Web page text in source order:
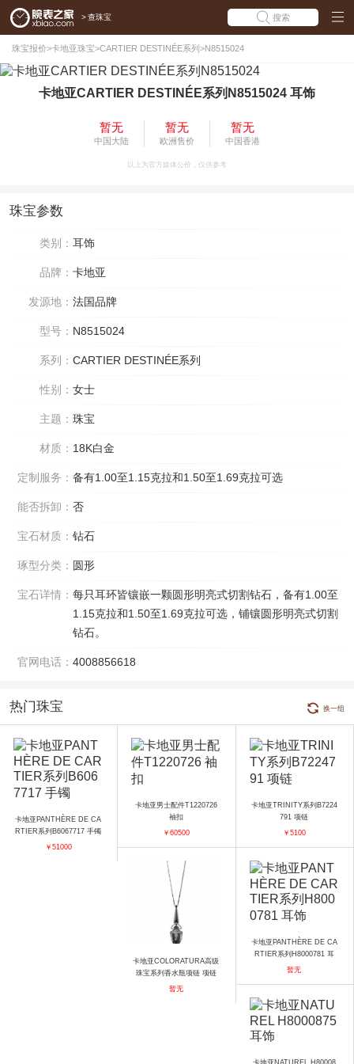
> 查珠宝 搜索
珠宝报价>卡地亚珠宝>CARTIER DESTINÉE系列 >N8515024
卡地亚CARTIER DESTINÉE系列N8515024 耳饰
暂无
中国大陆
暂无
欧洲售价
暂无
中国香港
以上为官方媒体公价，仅供参考
珠宝参数
类别： 耳饰
品牌： 卡地亚
发源地： 法国品牌
型号： N8515024
系列： CARTIER DESTINÉE系列
性别： 女士
主题： 珠宝
材质： 18K白金
定制服务： 备有1.00至1.15克拉和1.50至1.69克拉可选
能否拆卸： 否
宝石材质： 钻石
琢型分类： 圆形
宝石详情： 每只耳环皆镶嵌一颗圆形明亮式切割钻石，备有1.00至
1.15克拉和1.50至1.69克拉可选，铺镶圆形明亮式切割
钻石。
官网电话： 4008856618
热门珠宝 换一组
卡地亚PANTHÈRE DE CA
RTIER系列B6067717 手镯
￥51000
卡地亚男士配件T1220726
袖扣
￥60500
卡地亚TRINITY系列B7224
791 项链
￥5100
卡地亚COLORATURA高级
珠宝系列香水瓶项链 项链
暂无
卡地亚PANTHÈRE DE CA
RTIER系列H8000781 耳
饰
暂无
卡地亚NATUREL H80008